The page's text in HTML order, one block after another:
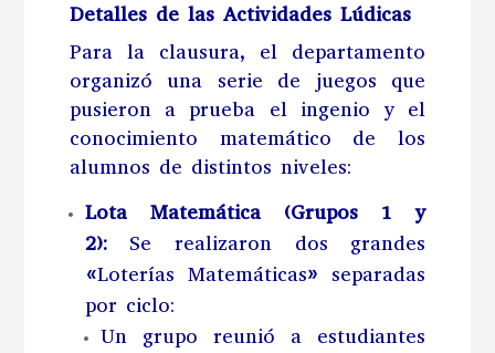
Detalles de las Actividades Lúdicas
Para la clausura, el departamento
organizó una serie de juegos que
pusieron a prueba el ingenio y el
conocimiento matemático de los
alumnos de distintos niveles:
Lota Matemática (Grupos 1 y
2):Se realizaron dos grandes
«Loterías Matemáticas» separadas
por ciclo:
Un grupo reunió a estudiantes